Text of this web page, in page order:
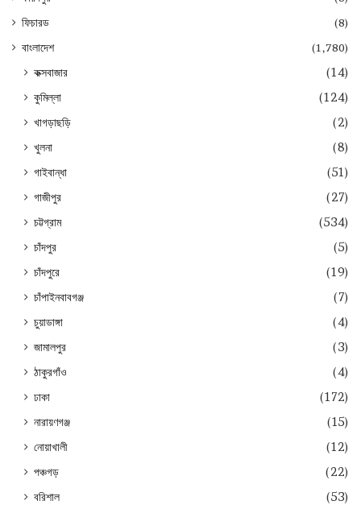
ফিচারড
(8)
বাংলাদেশ
(1,780)
কক্সবাজার
(14)
কুমিল্লা
(124)
খাগড়াছড়ি
(2)
খুলনা
(8)
গাইবান্ধা
(51)
গাজীপুর
(27)
চট্টগ্রাম
(534)
চাঁদপুর
(5)
চাঁদপুরে
(19)
চাঁপাইনবাবগঞ্জ
(7)
চুয়াডাঙ্গা
(4)
জামালপুর
(3)
ঠাকুরগাঁও
(4)
ঢাকা
(172)
নারায়ণগঞ্জ
(15)
নোয়াখালী
(12)
পঞ্চগড়
(22)
বরিশাল
(53)